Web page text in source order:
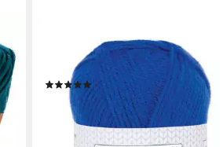
Hit Häkelwolle, 135 m, preiswertes
Standardgarn
(4)
1,75 €
lieferbar - in 6-7 Werktagen bei dir
+31